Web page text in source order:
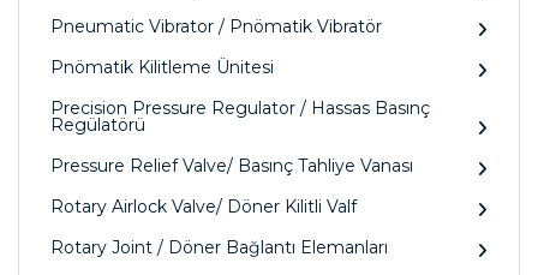
Pneumatic Vibrator / Pnömatik Vibratör
Pnömatik Kilitleme Ünitesi
Precision Pressure Regulator / Hassas Basınç
Regülatörü
Pressure Relief Valve/ Basınç Tahliye Vanası
Rotary Airlock Valve/ Döner Kilitli Valf
Rotary Joint / Döner Bağlantı Elemanları